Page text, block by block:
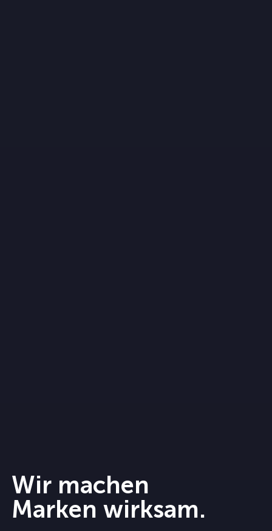
Wir machen
Marken wirksam.